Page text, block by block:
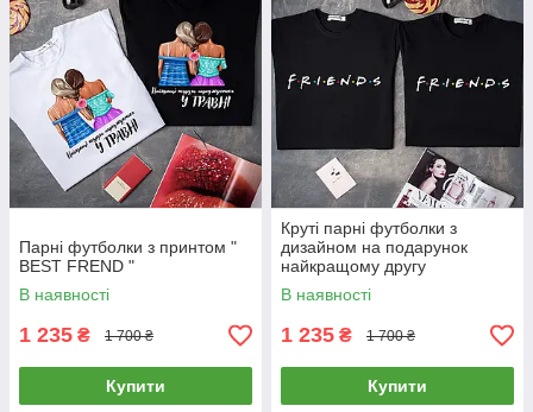
Парні футболки з принтом "
BEST FREND "
В наявності
1 235 ₴ 1 700 ₴
Купити
Круті парні футболки з
дизайном на подарунок
найкращому другу
"F.R.I.E.N.D.S"
В наявності
1 235 ₴ 1 700 ₴
Купити